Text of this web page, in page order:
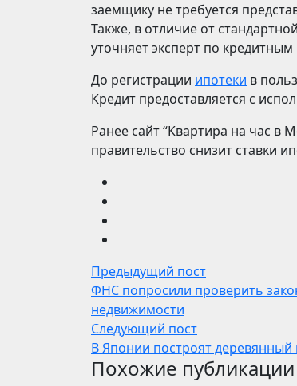
заемщику не требуется
Также, в отличие от
уточняет эксперт по
До регистрации ипотеки в
Кредит предоставляется с
Ранее сайт “Квартира на час в
правительство снизит ставки
Предыдущий пост
ФНС попросили проверить
недвижимости
Следующий пост
В Японии построят деревянный
Похожие публикации